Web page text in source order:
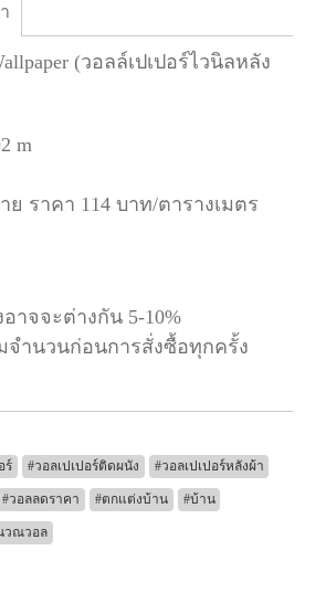
(วอลล์เปเปอร์ไวนิลหลัง
m
ย ราคา 114 บาท/ตารางเมตร
าจจะต่างกัน 5-10%
จำนวนก่อนการสั่งซื้อทุกครั้ง
ร์ #วอลเปเปอร์ติดผนัง #วอลเปเปอร์หลังผ้า
#วอลลดราคา #ตกแต่งบ้าน #บ้าน
วณวอล